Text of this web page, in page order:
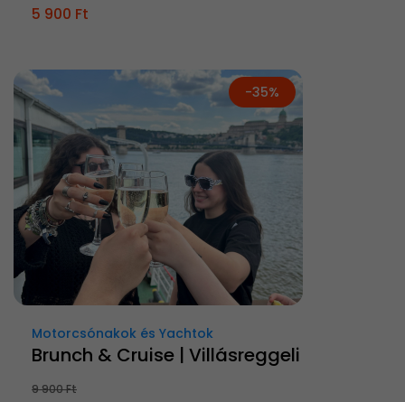
5 900 Ft
-35%
Motorcsónakok és Yachtok
Brunch & Cruise | Villásreggeli
9 900 Ft